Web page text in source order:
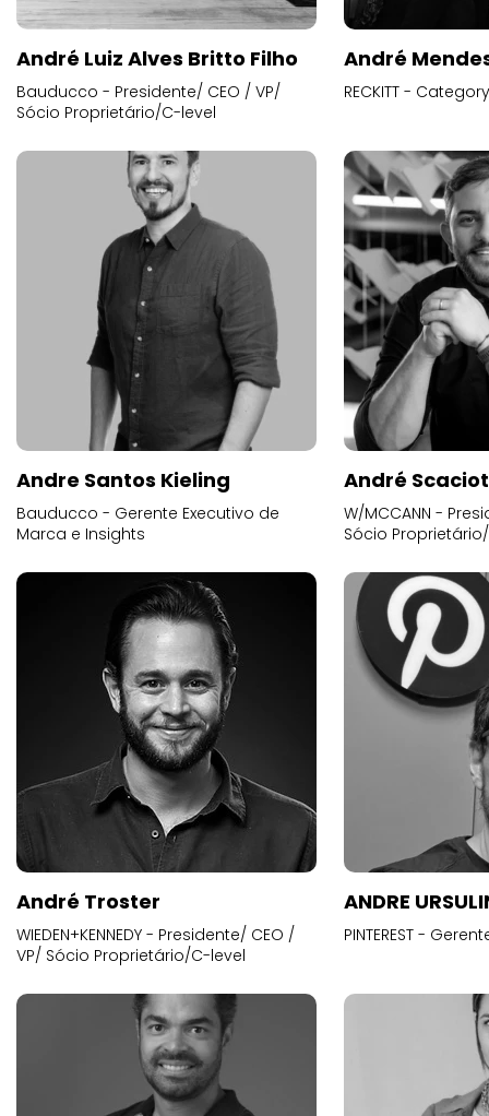
André Luiz Alves Britto Filho
Bauducco - Presidente/ CEO / VP/
Sócio Proprietário/C-level
André
RECKITT -
Andre Santos Kieling
Bauducco - Gerente Executivo de
Marca e Insights
André
W/MCCANN -
Sócio
André Troster
WIEDEN+KENNEDY - Presidente/ CEO /
VP/ Sócio Proprietário/C-level
ANDRE
PINTEREST -